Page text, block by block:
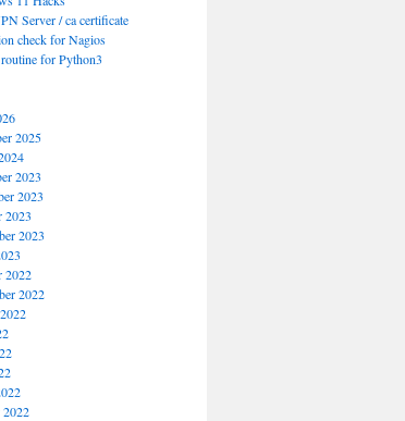
Server / ca certificate
check for Nagios
for Python3
2025
2023
2023
2023
2023
2022
2022
2022